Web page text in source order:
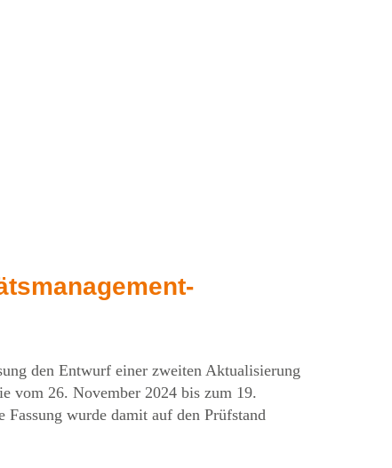
den Entwurf einer zweiten Aktualisierung
vom 26. November 2024 bis zum 19.
wurde damit auf den Prüfstand